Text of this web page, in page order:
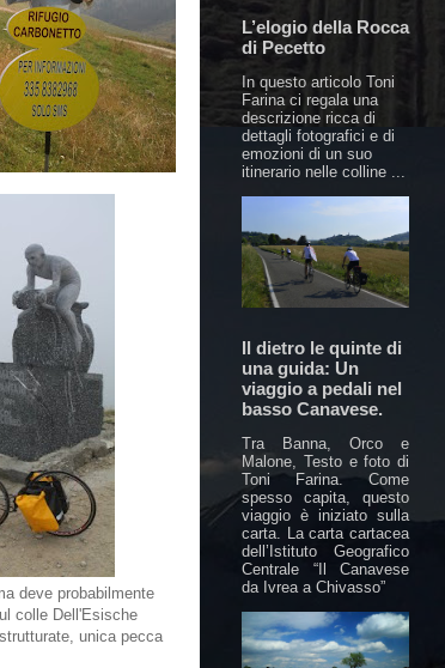
deve probabilmente
colle Dell'Esische
unica pecca
L’elogio della Rocca
di Pecetto
In questo articolo Toni
Farina ci regala una
descrizione ricca di
dettagli fotografici e di
emozioni di un suo
itinerario nelle colline ...
Il dietro le quinte di
una guida: Un
viaggio a pedali nel
basso Canavese.
Tra Banna, Orco e
Malone, Testo e foto di
Toni Farina. Come
spesso capita, questo
viaggio è iniziato sulla
carta. La carta cartacea
dell’Istituto Geografico
Centrale “Il Canavese
da Ivrea a Chivasso”